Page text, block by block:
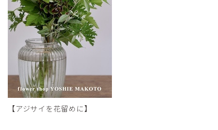
【アジサイを花留めに】